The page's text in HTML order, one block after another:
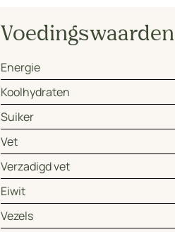
Voedingswaarden
Energie
Koolhydraten
Suiker
Vet
Verzadigd vet
Eiwit
Vezels